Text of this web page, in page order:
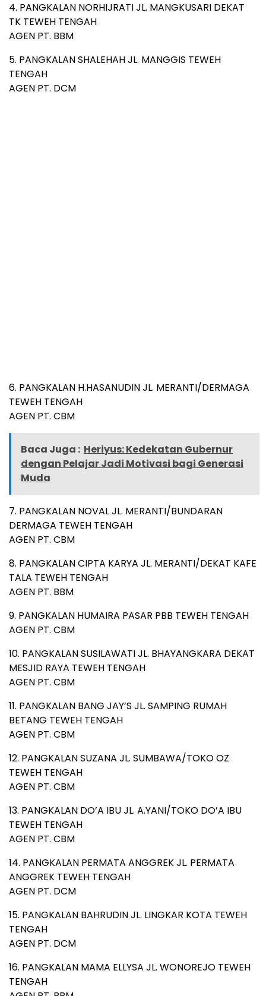
4. PANGKALAN NORHIJRATI JL. MANGKUSARI DEKAT
TK TEWEH TENGAH
AGEN PT. BBM
5. PANGKALAN SHALEHAH JL. MANGGIS TEWEH
TENGAH
AGEN PT. DCM
6. PANGKALAN H.HASANUDIN JL. MERANTI/DERMAGA
TEWEH TENGAH
AGEN PT. CBM
Baca Juga : Heriyus: Kedekatan Gubernur
dengan Pelajar Jadi Motivasi bagi Generasi
Muda
7. PANGKALAN NOVAL JL. MERANTI/BUNDARAN
DERMAGA TEWEH TENGAH
AGEN PT. CBM
8. PANGKALAN CIPTA KARYA JL. MERANTI/DEKAT KAFE
TALA TEWEH TENGAH
AGEN PT. BBM
9. PANGKALAN HUMAIRA PASAR PBB TEWEH TENGAH
AGEN PT. CBM
10. PANGKALAN SUSILAWATI JL. BHAYANGKARA DEKAT
MESJID RAYA TEWEH TENGAH
AGEN PT. CBM
11. PANGKALAN BANG JAY’S JL. SAMPING RUMAH
BETANG TEWEH TENGAH
AGEN PT. CBM
12. PANGKALAN SUZANA JL. SUMBAWA/TOKO OZ
TEWEH TENGAH
AGEN PT. CBM
13. PANGKALAN DO’A IBU JL. A.YANI/TOKO DO’A IBU
TEWEH TENGAH
AGEN PT. CBM
14. PANGKALAN PERMATA ANGGREK JL. PERMATA
ANGGREK TEWEH TENGAH
AGEN PT. DCM
15. PANGKALAN BAHRUDIN JL. LINGKAR KOTA TEWEH
TENGAH
AGEN PT. DCM
16. PANGKALAN MAMA ELLYSA JL. WONOREJO TEWEH
TENGAH